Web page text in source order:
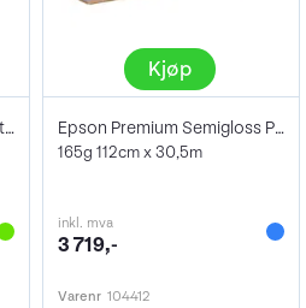
Epson Premium Glossy Photo Paper 13x18
Kjøp
Epson Premium Semigloss Photo Paper 44"
165g 112cm x 30,5m
inkl. mva
3 719,-
Varenr 104412